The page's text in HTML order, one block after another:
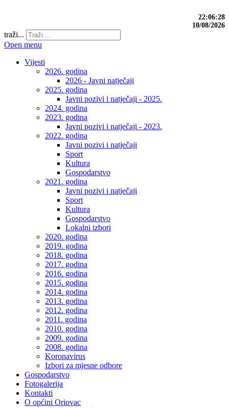
22:06:29
10/08/2026
traži...
Open menu
Vijesti
2026. godina
2026 - Javni natječaji
2025. godina
Javni pozivi i natječaji - 2025.
2024. godina
2023. godina
Javni pozivi i natječaji - 2023.
2022. godina
Javni pozivi i natječaji
Sport
Kultura
Gospodarstvo
2021. godina
Javni pozivi i natječaji
Sport
Kultura
Gospodarstvo
Lokalni izbori
2020. godina
2019. godina
2018. godina
2017. godina
2016. godina
2015. godina
2014. godina
2013. godina
2012. godina
2011. godina
2010. godina
2009. godina
2008. godina
Koronavirus
Izbori za mjesne odbore
Gospodarstvo
Fotogalerija
Kontakti
O općini Oriovac